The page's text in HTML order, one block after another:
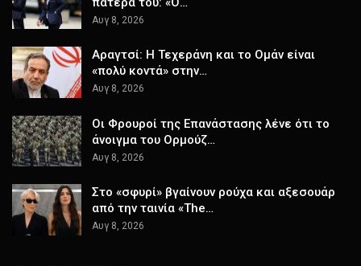
Αυγ 8, 2026
Αραγτσί: Η Τεχεράνη και το Ομάν είναι
«πολύ κοντά» στην…
Αυγ 8, 2026
Οι Φρουροί της Επανάστασης λένε ότι το
άνοιγμα του Ορμούζ…
Αυγ 8, 2026
Στο «σφυρί» βγαίνουν ρούχα και αξεσουάρ
από την ταινία «The…
Αυγ 8, 2026